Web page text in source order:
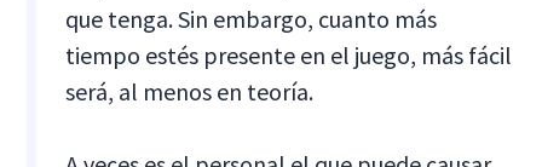
que tenga. Sin embargo, cuanto más
tiempo estés presente en el juego, más fácil
será, al menos en teoría.